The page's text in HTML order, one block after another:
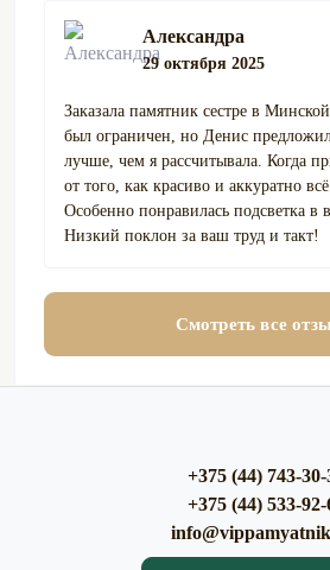
Александра
29 октября 2025
Заказала памятник сестре в
был ограничен, но Денис
лучше, чем я рассчитывала. Когда
от того, как красиво и аккуратно всё
Особенно понравилась подсветка в
Низкий поклон за ваш труд и такт!
Смотреть все
+375 (44) 743-30-
+375 (44) 533-92-